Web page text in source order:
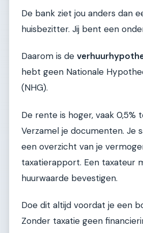
De bank ziet jou anders dan
huisbezitter. Jij bent een
Daarom is de
hebt geen Nationale
(NHG).
De rente is hoger, vaak 0,5%
Verzamel je documenten. Je
een overzicht van je
taxatierapport. Een taxateur
huurwaarde bevestigen.
Doe dit altijd voordat je een
Zonder taxatie geen